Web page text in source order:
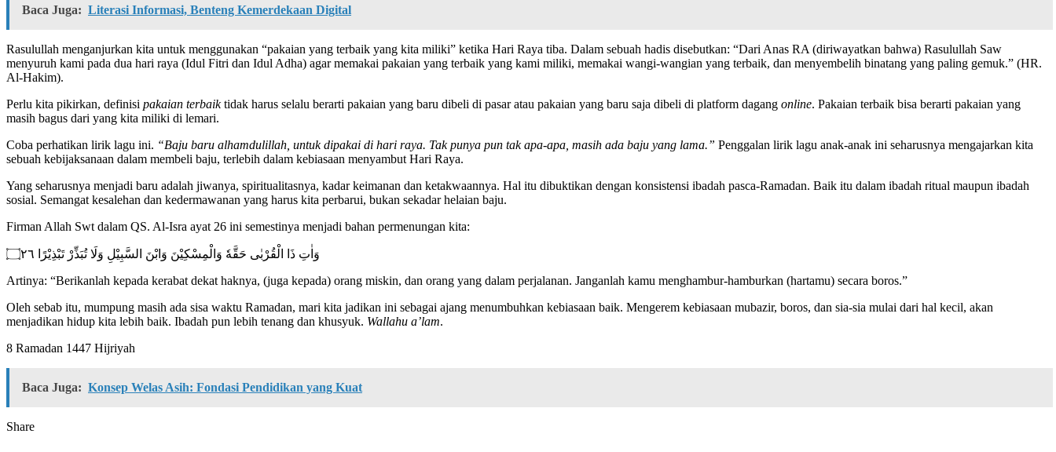
Baca Juga: Literasi Informasi, Benteng Kemerdekaan Digital
Rasulullah menganjurkan kita untuk menggunakan “pakaian yang terbaik yang kita miliki” ketika Hari Raya tiba. Dalam sebuah hadis disebutkan: “Dari Anas RA (diriwayatkan bahwa) Rasulullah Saw
menyuruh kami pada dua hari raya (Idul Fitri dan Idul Adha) agar memakai pakaian yang terbaik yang kami miliki, memakai wangi-wangian yang terbaik, dan menyembelih binatang yang paling gemuk.” (HR.
Al-Hakim).
Perlu kita pikirkan, definisi pakaian terbaiktidak harus selalu berarti pakaian yang baru dibeli di pasar atau pakaian yang baru saja dibeli di platform dagang online. Pakaian terbaik bisa berarti pakaian yang
masih bagus dari yang kita miliki di lemari.
Coba perhatikan lirik lagu ini. “Baju baru alhamdulillah, untuk dipakai di hari raya. Tak punya pun tak apa-apa, masih ada baju yang lama.” Penggalan lirik lagu anak-anak ini seharusnya mengajarkan kita
sebuah kebijaksanaan dalam membeli baju, terlebih dalam kebiasaan menyambut Hari Raya.
Yang seharusnya menjadi baru adalah jiwanya, spiritualitasnya, kadar keimanan dan ketakwaannya. Hal itu dibuktikan dengan konsistensi ibadah pasca-Ramadan. Baik itu dalam ibadah ritual maupun ibadah
sosial. Semangat kesalehan dan kedermawanan yang harus kita perbarui, bukan sekadar helaian baju.
Firman Allah Swt dalam QS. Al-Isra ayat 26 ini semestinya menjadi bahan permenungan kita:
وَاٰتِ ذَا الْقُرْبٰى حَقَّهٗ وَالْمِسْكِيْنَ وَابْنَ السَّبِيْلِ وَلَا تُبَذِّرْ تَبْذِيْرًا ۝٢٦
Artinya: “Berikanlah kepada kerabat dekat haknya, (juga kepada) orang miskin, dan orang yang dalam perjalanan. Janganlah kamu menghambur-hamburkan (hartamu) secara boros.”
Oleh sebab itu, mumpung masih ada sisa waktu Ramadan, mari kita jadikan ini sebagai ajang menumbuhkan kebiasaan baik. Mengerem kebiasaan mubazir, boros, dan sia-sia mulai dari hal kecil, akan
menjadikan hidup kita lebih baik. Ibadah pun lebih tenang dan khusyuk. Wallahu a’lam.
8 Ramadan 1447 Hijriyah
Baca Juga: Konsep Welas Asih: Fondasi Pendidikan yang Kuat
Share